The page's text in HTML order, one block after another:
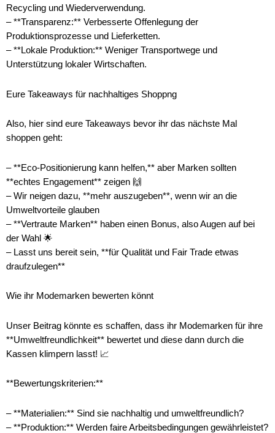
Recycling und Wiederverwendung.
– **Transparenz:** Verbesserte Offenlegung der
Produktionsprozesse und Lieferketten.
– **Lokale Produktion:** Weniger Transportwege und
Unterstützung lokaler Wirtschaften.
Eure Takeaways für nachhaltiges Shoppng
Also, hier sind eure Takeaways bevor ihr das nächste Mal
shoppen geht:
– **Eco-Positionierung kann helfen,** aber Marken sollten
**echtes Engagement** zeigen 🙌
– Wir neigen dazu, **mehr auszugeben**, wenn wir an die
Umweltvorteile glauben
– **Vertraute Marken** haben einen Bonus, also Augen auf bei
der Wahl 🌟
– Lasst uns bereit sein, **für Qualität und Fair Trade etwas
draufzulegen**
Wie ihr Modemarken bewerten könnt
Unser Beitrag könnte es schaffen, dass ihr Modemarken für ihre
**Umweltfreundlichkeit** bewertet und diese dann durch die
Kassen klimpern lasst! 📈
**Bewertungskriterien:**
– **Materialien:** Sind sie nachhaltig und umweltfreundlich?
– **Produktion:** Werden faire Arbeitsbedingungen gewährleistet?